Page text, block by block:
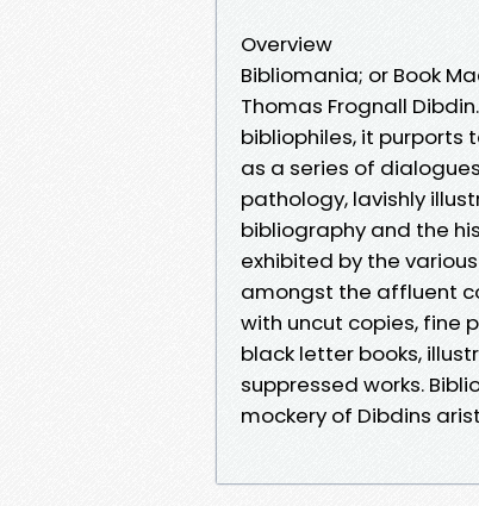
Overview
Bibliomania; or Book
Thomas Frognall
bibliophiles, it
as a series of
pathology, lavishly
bibliography and the
exhibited by the
amongst the affluent
with uncut copies, fine
black letter books,
suppressed works.
mockery of Dibdins